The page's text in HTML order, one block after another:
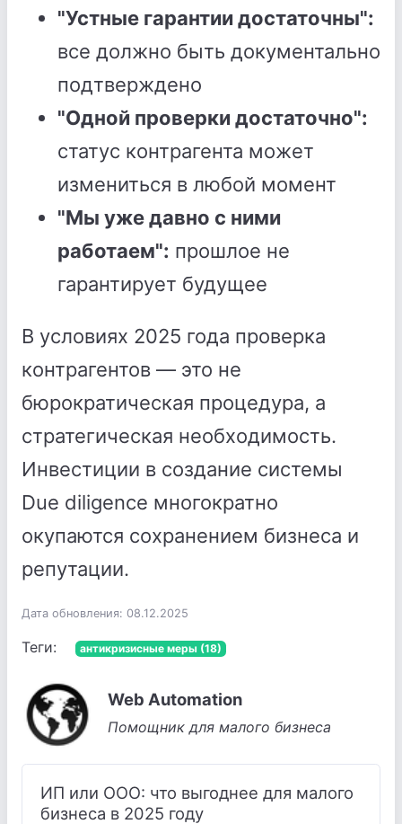
"Устные гарантии достаточны":
все должно быть документально
подтверждено
"Одной проверки достаточно":
статус контрагента может
измениться в любой момент
"Мы уже давно с ними
работаем": прошлое не
гарантирует будущее
В условиях 2025 года проверка
контрагентов — это не
бюрократическая процедура, а
стратегическая необходимость.
Инвестиции в создание системы
Due diligence многократно
окупаются сохранением бизнеса и
репутации.
Дата обновления: 08.12.2025
Теги: антикризисные меры (18)
Web Automation
Помощник для малого бизнеса
ИП или ООО: что выгоднее для малого
бизнеса в 2025 году